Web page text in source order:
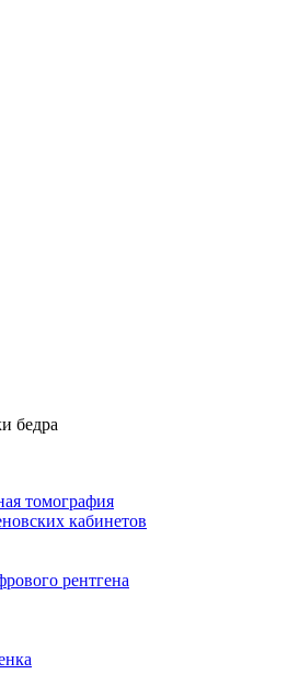
бедра
томография
кабинетов
рентгена